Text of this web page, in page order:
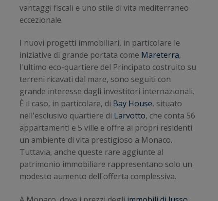
vantaggi fiscali e uno stile di vita mediterraneo
eccezionale.
I nuovi progetti immobiliari, in particolare le
iniziative di grande portata come Mareterra,
l'ultimo eco-quartiere del Principato costruito su
terreni ricavati dal mare, sono seguiti con
grande interesse dagli investitori internazionali.
È il caso, in particolare, di Bay House, situato
nell'esclusivo quartiere di Larvotto, che conta 56
appartamenti e 5 ville e offre ai propri residenti
un ambiente di vita prestigioso a Monaco.
Tuttavia, anche queste rare aggiunte al
patrimonio immobiliare rappresentano solo un
modesto aumento dell'offerta complessiva.